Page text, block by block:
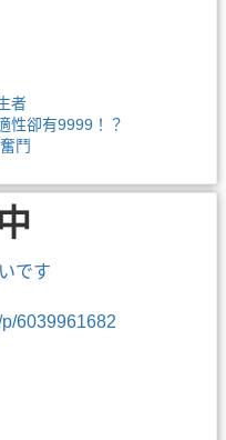
者
性卻有9999！？
鬥
です
6039961682